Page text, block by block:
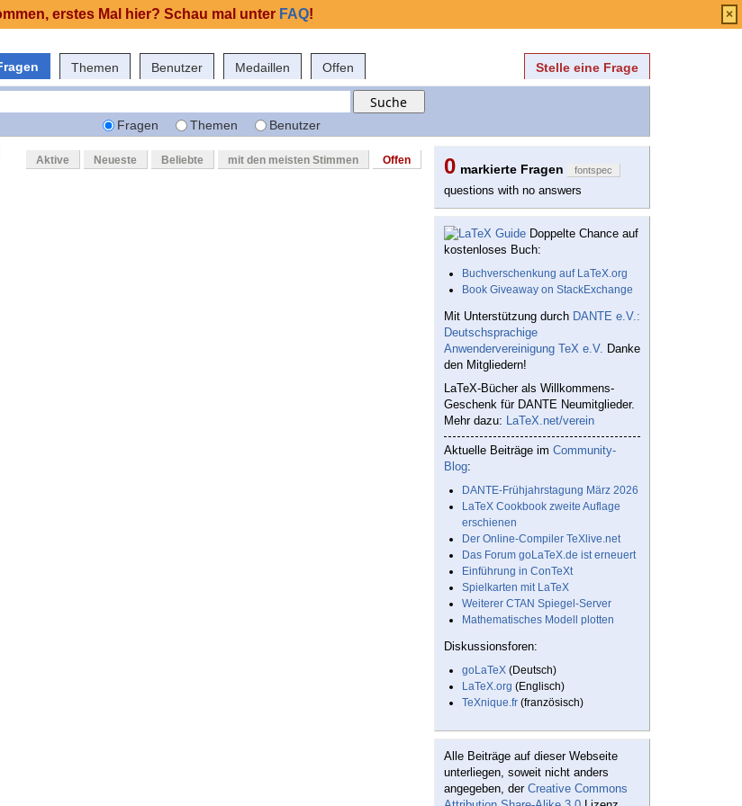
Themen Benutzer Medaillen Offen Stelle eine Frage
Fragen Themen Benutzer
Aktive Neueste Beliebte mit den meisten Stimmen Offen 0 markierte Fragen fontspec
questions with no answers
Doppelte Chance auf
kostenloses Buch:
Buchverschenkung auf LaTeX.org
Book Giveaway on StackExchange
Mit Unterstützung durch DANTE e.V.:
Deutschsprachige
Anwendervereinigung TeX e.V. Danke
den Mitgliedern!
LaTeX-Bücher als Willkommens-
Geschenk für DANTE Neumitglieder.
Mehr dazu: LaTeX.net/verein
Aktuelle Beiträge im Community-
Blog:
DANTE-Frühjahrstagung März 2026
LaTeX Cookbook zweite Auflage
erschienen
Der Online-Compiler TeXlive.net
Das Forum goLaTeX.de ist erneuert
Einführung in ConTeXt
Spielkarten mit LaTeX
Weiterer CTAN Spiegel-Server
Mathematisches Modell plotten
Diskussionsforen:
goLaTeX (Deutsch)
LaTeX.org (Englisch)
TeXnique.fr (französisch)
Alle Beiträge auf dieser Webseite
unterliegen, soweit nicht anders
angegeben, der Creative Commons
erstes Mal hier? Schau mal unter FAQ! ×